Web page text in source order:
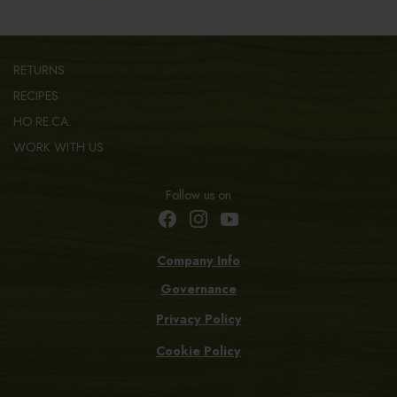
RETURNS
RECIPES
HO.RE.CA.
WORK WITH US
Follow us on
Company Info
Governance
Privacy Policy
Cookie Policy